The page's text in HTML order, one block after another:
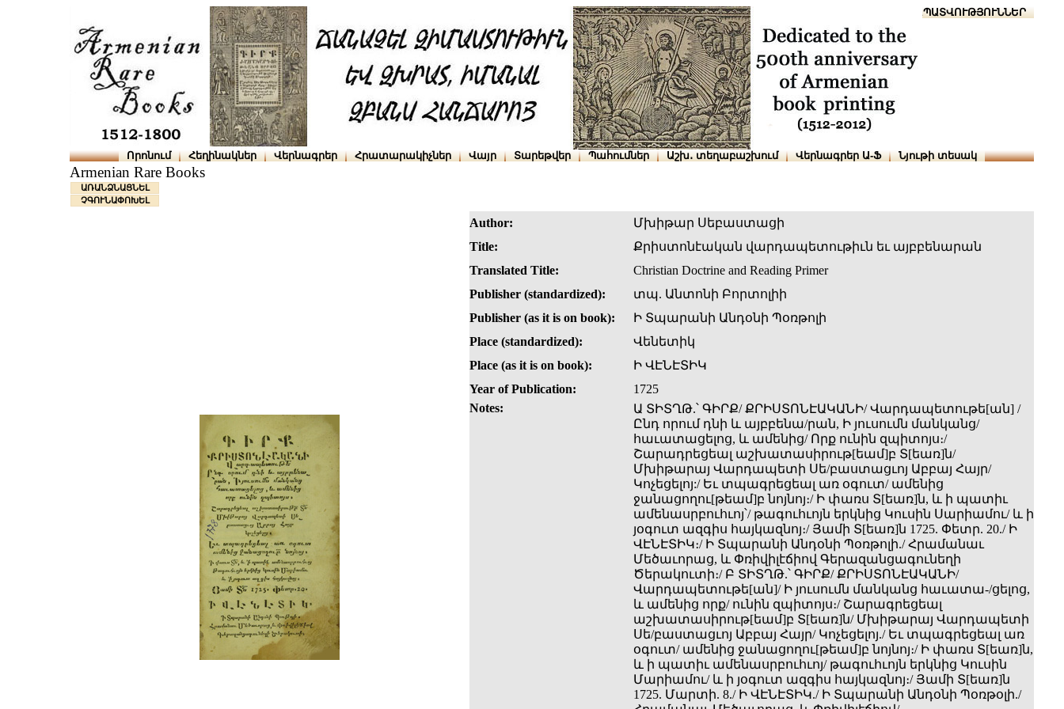
ՆԱԽԱՊԱՏՎՈՒԹՅՈՒՆՆԵՐ
Որոնում Հեղինակներ Վերնագրեր Հրատարակիչներ Վայր Տարեթվեր Պահումներ Աշխ․ տեղաբաշխում Վերնագրեր Ա-Ֆ Նյութի տեսակ
Armenian Rare Books
ԱՌԱՆՁՆԱՑՆԵԼ
ՉԳՈՒՆԱՓՈԽԵԼ
Author:
Մխիթար Սեբաստացի
Title:
Քրիստոնէական վարդապետութիւն եւ այբբենարան
Translated Title:
Christian Doctrine and Reading Primer
Publisher (standardized):
տպ. Անտոնի Բորտոլիի
Publisher (as it is on book):
Ի Տպարանի Անդօնի Պօռթոլի
Place (standardized):
Վենետիկ
Place (as it is on book):
Ի ՎԷՆԷՏԻԿ
Year of Publication:
1725
Notes:
Ա ՏԻՏՂԹ.՝ ԳԻՐՔ/ ՔՐԻՍՏՈՆԷԱԿԱՆԻ/ Վարդապետութե[ան] /
Ընդ որում դնի և այբբենա/րան, Ի յուսումն մանկանց/
հաւատացելոց, և ամենից/ Որք ունին զպիտոյս։/
Շարադրեցեալ աշխատասիրութ[եամ]բ Տ[եառ]ն/
Մխիթարայ Վարդապետի Սե­/բաստացւոյ Աբբայ Հայր/
Կոչեցելոյ:/ Եւ տպագրեցեալ առ օգուտ/ ամենից
ջանացողու[թեամ]բ նոյնոյ։/ Ի փառս Տ[եառ]ն, և ի պատիւ
ամենասրբուհւոյ՝/ թագուհւոյն երկնից Կուսին Սարիամու/ և ի
յօգուտ ազգիս հայկազնոյ։/ Յամի Տ[եառ]ն 1725. Փետր. 20./ Ի
ՎԷՆԷՏԻԿ։/ Ի Տպարանի Անդօնի Պօռթոլի./ Հրամանաւ
Մեծաւորաց, և Փռիվիլէճիով Գերազանցագունեղի
Ծերակուտի։/ Բ ՏԻՏՂԹ.՝ ԳԻՐՔ/ ՔՐԻՍՏՈՆԷԱԿԱՆԻ/
Վարդապետութե[ան]/ Ի յուսումն մանկանց հաւատա-/ցելոց,
և ամենից որք/ ունին զպիտոյս։/ Շարագրեցեալ
աշխատասիրութ[եամ]բ Տ[եառ]ն/ Մխիթարայ Վարդապետի
Սե­/բաստացւոյ Աբբայ Հայր/ Կոչեցելոյ./ Եւ տպագրեցեալ առ
օգուտ/ ամենից ջանացողու[թեամ]բ նոյնոյ։/ Ի փառս Տ[եառ]ն,
և ի պատիւ ամենասրբուհւոյ/ թագուհւոյն երկնից Կուսին
Մարիամու/ և ի յօգուտ ազգիս հայկազնոյ։/ Յամի Տ[եառ]ն
1725. Մարտի. 8./ Ի ՎԷՆԷՏԻԿ./ Ի Տպարանի Անդօնի Պօռթօլի./